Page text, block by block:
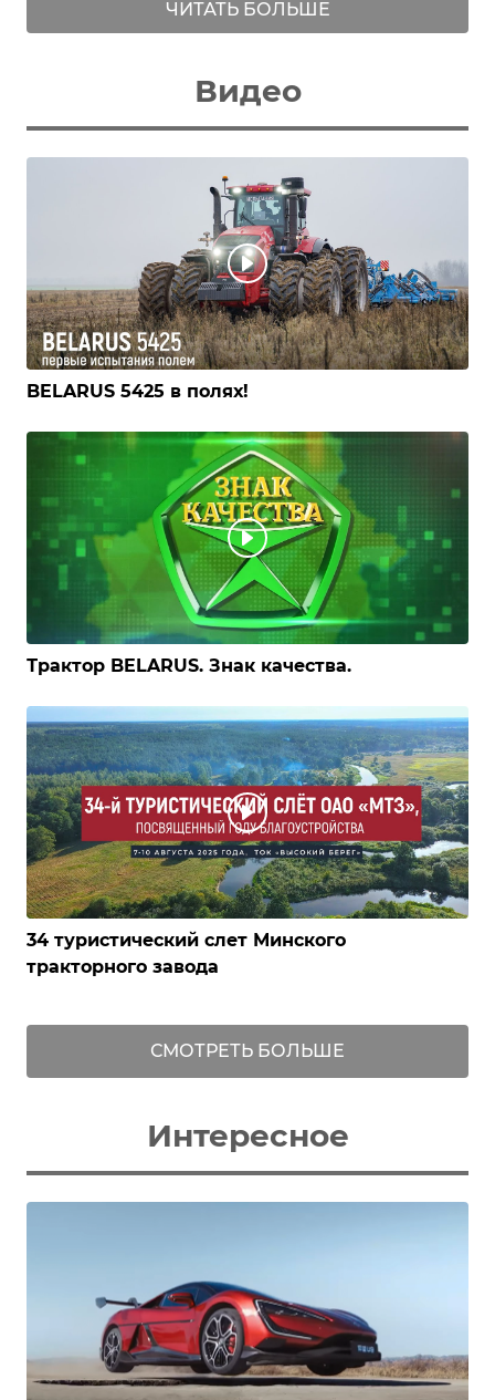
ЧИТАТЬ БОЛЬШЕ
Видео
BELARUS 5425 в полях!
Трактор BELARUS. Знак качества.
34 туристический слет Минского
тракторного завода
СМОТРЕТЬ БОЛЬШЕ
Интересное